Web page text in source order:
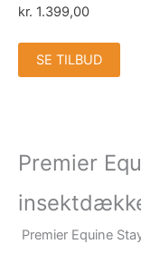
kr. 1.399,00
SE TILBUD
Premier
Premier Equine